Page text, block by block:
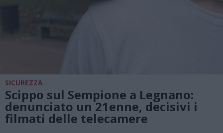
SICUREZZA
Scippo sul Sempione a Legnano:
denunciato un 21enne, decisivi i
filmati delle telecamere